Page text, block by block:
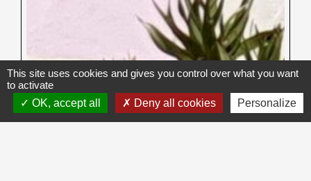
This site uses cookies and gives you control over what you want
to activate
OK, accept all
Deny all cookies Personalize